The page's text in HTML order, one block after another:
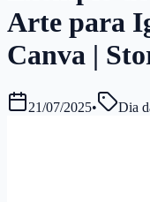
Arte para
Canva |
21/07/2025• Dia